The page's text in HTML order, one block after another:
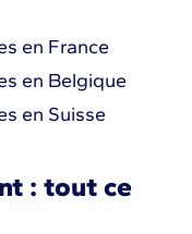
en France
en Belgique
en Suisse
: tout ce